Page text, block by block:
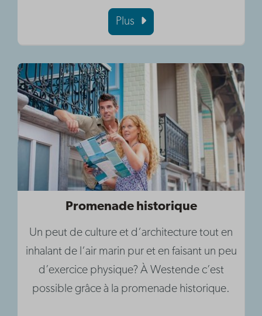
Plus
Promenade historique
Un peut de culture et d‘architecture tout en
inhalant de l‘air marin pur et en faisant un peu
d’exercice physique? À Westende c’est
possible grâce à la promenade historique.